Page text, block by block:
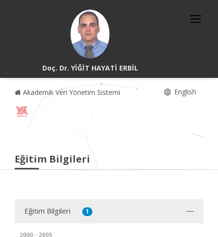
Doç. Dr. YİĞİT HAYATİ ERBİL
Akademik Veri Yönetim Sistemi English
Eğitim Bilgileri
Eğitim Bilgileri 1
2000 - 2005